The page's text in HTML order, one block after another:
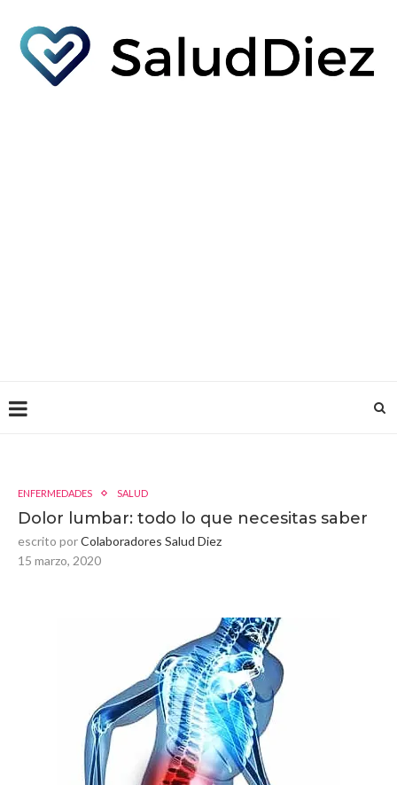
ENFERMEDADES SALUD
Dolor lumbar: todo lo que necesitas saber
escrito porColaboradores Salud Diez
15 marzo, 2020